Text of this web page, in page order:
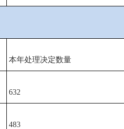
本年处理决定数量
632
483